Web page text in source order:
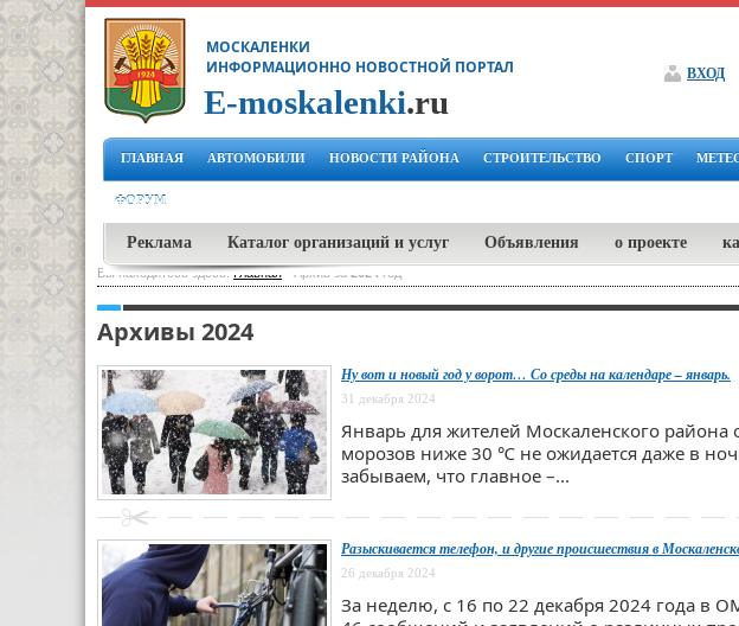
ВХОД
МОСКАЛЕНКИ
ИНФОРМАЦИОННО НОВОСТНОЙ ПОРТАЛ
E-moskalenki.ru
ГЛАВНАЯ АВТОМОБИЛИ НОВОСТИ РАЙОНА СТРОИТЕЛЬСТВО СПОРТ
ФОРУМ
Реклама Каталог организаций и услуг Объявления о проекте
Вы находитесь здесь:Главная-Архив за 2024 год
Архивы 2024
Ну вот и новый год у ворот… Со среды на календаре – январь.
31 декабря 2024
Январь для жителей Москаленского
морозов ниже 30 ℃ не ожидается даже в
забываем, что главное –...
Разыскивается телефон, и другие происшествия в
26 декабря 2024
За неделю, с 16 по 22 декабря 2024 года в